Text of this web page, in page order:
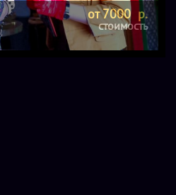
от 7000 р.
стоимость